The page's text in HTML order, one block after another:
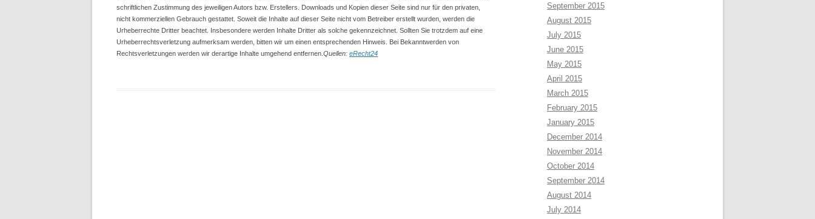
schriftlichen Zustimmung des jeweiligen Autors bzw. Erstellers. Downloads und Kopien dieser Seite sind nur für den privaten,
nicht kommerziellen Gebrauch gestattet. Soweit die Inhalte auf dieser Seite nicht vom Betreiber erstellt wurden, werden die
Urheberrechte Dritter beachtet. Insbesondere werden Inhalte Dritter als solche gekennzeichnet. Sollten Sie trotzdem auf eine
Urheberrechtsverletzung aufmerksam werden, bitten wir um einen entsprechenden Hinweis. Bei Bekanntwerden von
Rechtsverletzungen werden wir derartige Inhalte umgehend entfernen. Quellen: eRecht24
September 2015
August 2015
July 2015
June 2015
May 2015
April 2015
March 2015
February 2015
January 2015
December 2014
November 2014
October 2014
September 2014
August 2014
July 2014